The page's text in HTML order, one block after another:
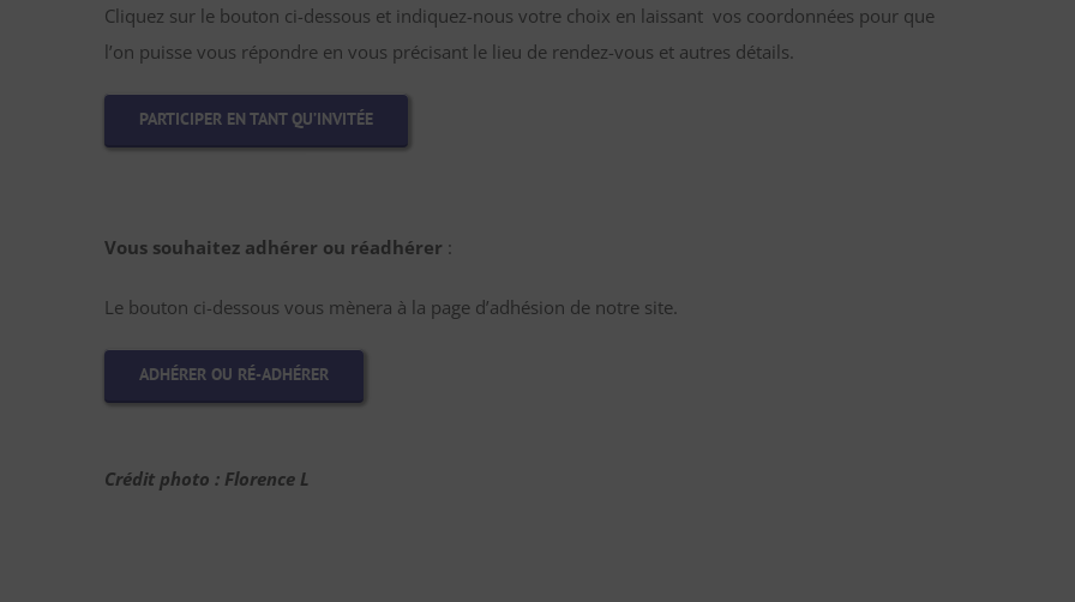
Cliquez sur le bouton ci-dessous et indiquez-nous votre choix en laissant vos coordonnées pour que
l’on puisse vous répondre en vous précisant le lieu de rendez-vous et autres détails.
PARTICIPER EN TANT QU’INVITÉE
Vous souhaitez adhérer ou réadhérer :
Le bouton ci-dessous vous mènera à la page d’adhésion de notre site.
ADHÉRER OU RÉ-ADHÉRER
Crédit photo : Florence L